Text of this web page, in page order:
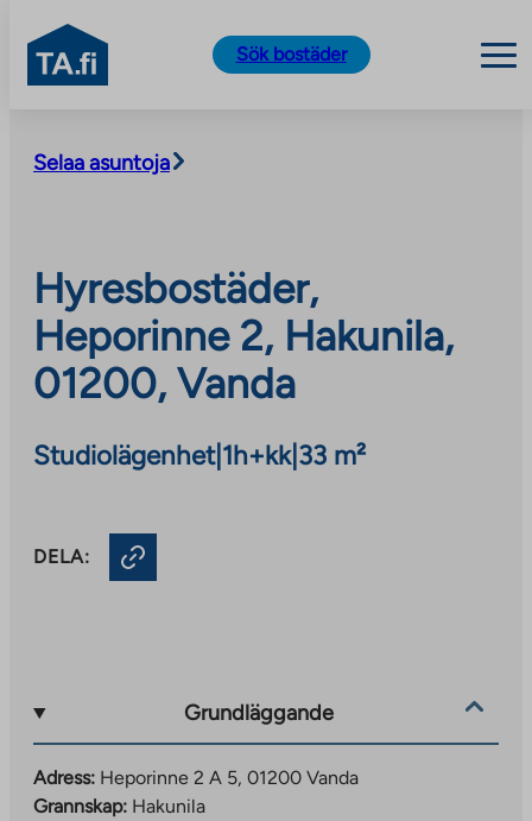
content
TA.fi
Sök bostäder
Selaa asuntoja
Hyresbostäder,
Heporinne 2, Hakunila,
01200, Vanda
Studiolägenhet| 1h+kk| 33 m²
DELA:
Grundläggande
Adress: Heporinne 2 A 5, 01200 Vanda
Grannskap: Hakunila